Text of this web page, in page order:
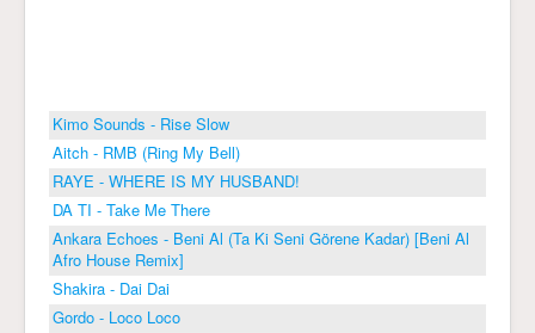
Kimo Sounds - Rise Slow
Aitch - RMB (Ring My Bell)
RAYE - WHERE IS MY HUSBAND!
DA TI - Take Me There
Ankara Echoes - Beni Al (Ta Ki Seni Görene Kadar) [Beni Al
Afro House Remix]
Shakira - Dai Dai
Gordo - Loco Loco